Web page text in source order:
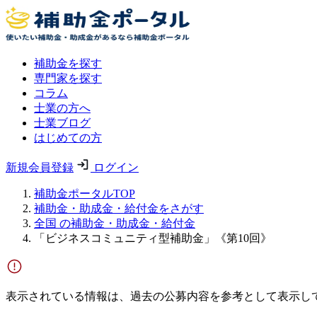
補助金を探す
専門家を探す
コラム
士業の方へ
士業ブログ
はじめての方
新規会員登録 ログイン
補助金ポータルTOP
補助金・助成金・給付金をさがす
全国 の補助金・助成金・給付金
「ビジネスコミュニティ型補助金」《第10回》
表示されている情報は、過去の公募内容を参考として表示し